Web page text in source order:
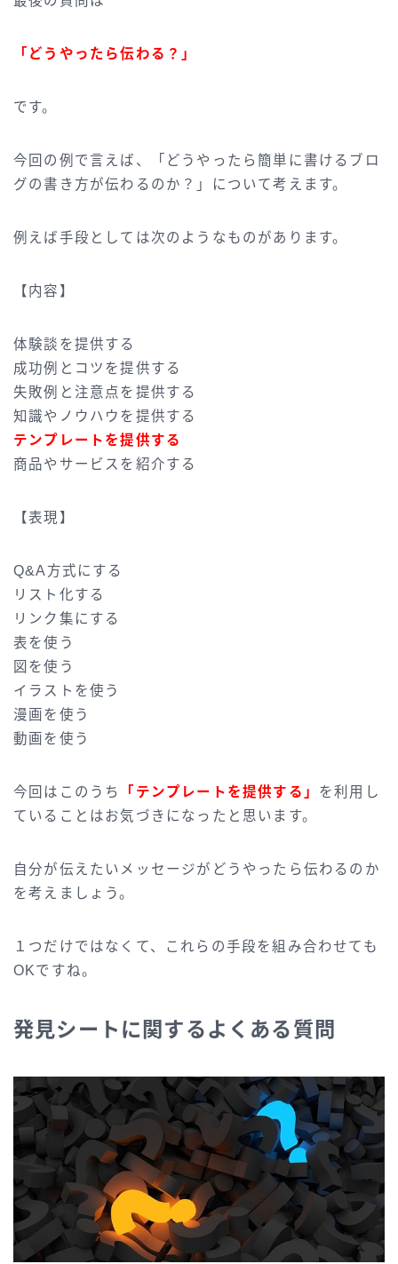
「どうやったら伝わる？」
です。
今回の例で言えば、「どうやったら簡単に書けるブロ
グの書き方が伝わるのか？」について考えます。
例えば手段としては次のようなものがあります。
【内容】
体験談を提供する
成功例とコツを提供する
失敗例と注意点を提供する
知識やノウハウを提供する
テンプレートを提供する
商品やサービスを紹介する
【表現】
Q&A方式にする
リスト化する
リンク集にする
表を使う
図を使う
イラストを使う
漫画を使う
動画を使う
今回はこのうち 「テンプレートを提供する」 を利用し
ていることはお気づきになったと思います。
自分が伝えたいメッセージがどうやったら伝わるのか
を考えましょう。
１つだけではなくて、これらの手段を組み合わせても
OKですね。
発見シートに関するよくある質問